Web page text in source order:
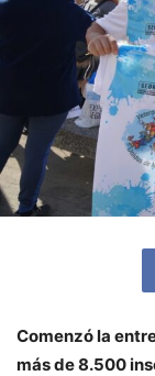
Comenzó la
más de 8.500